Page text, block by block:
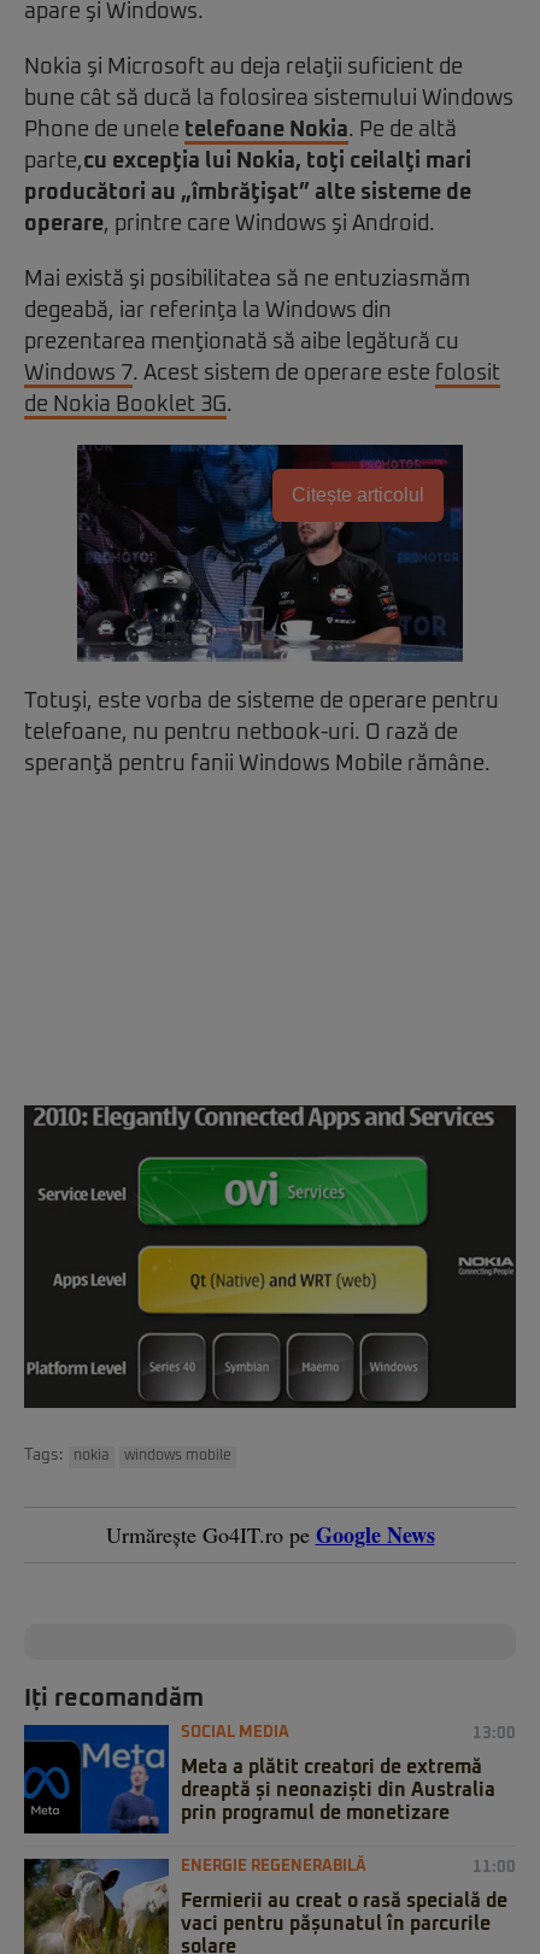
apare şi Windows.
Nokia şi Microsoft au deja relaţii suficient de
bune cât să ducă la folosirea sistemului Windows
Phone de unele telefoane Nokia. Pe de altă
parte,cu excepţia lui Nokia, toţi ceilalţi mari
producători au „îmbrăţişat” alte sisteme de
operare, printre care Windows şi Android.
Mai există şi posibilitatea să ne entuziasmăm
degeabă, iar referinţa la Windows din
prezentarea menţionată să aibe legătură cu
Windows 7. Acest sistem de operare este folosit
de Nokia Booklet 3G.
Citește articolul
Totuşi, este vorba de sisteme de operare pentru
telefoane, nu pentru netbook-uri. O rază de
speranţă pentru fanii Windows Mobile rămâne.
Tags: nokia windows mobile
Urmărește Go4IT.ro pe Google News
Iți recomandăm
SOCIAL MEDIA 13:00
Meta a plătit creatori de extremă
dreaptă și neonaziști din Australia
prin programul de monetizare
ENERGIE REGENERABILĂ 11:00
Fermierii au creat o rasă specială de
vaci pentru pășunatul în parcurile
solare